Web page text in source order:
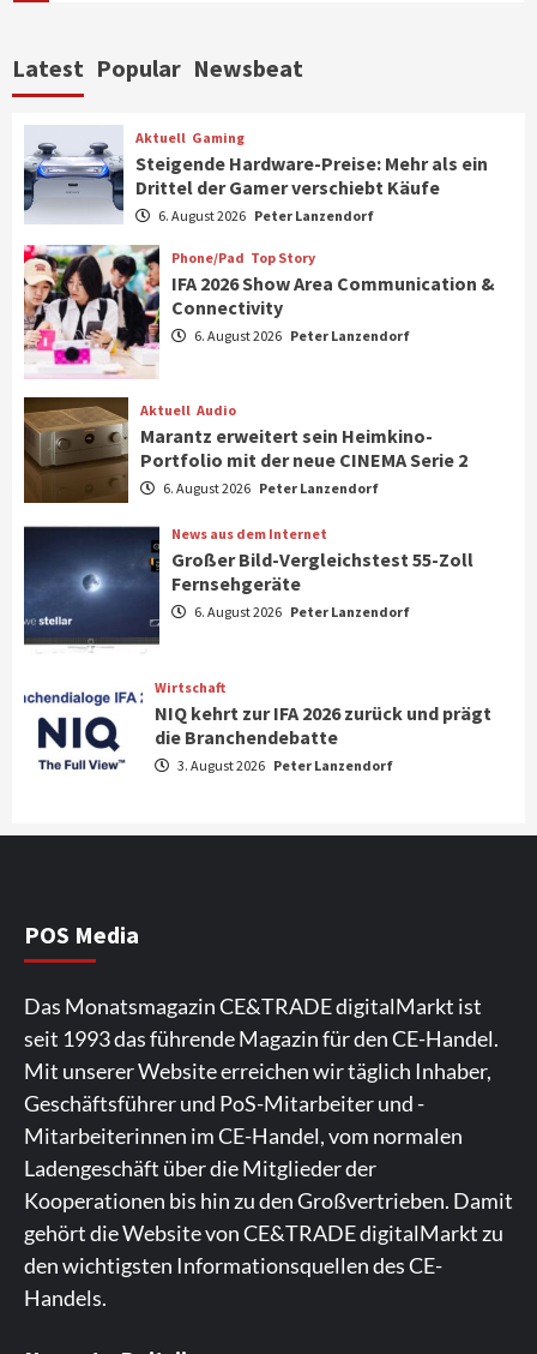
6
CHERRY baut Vertriebsteam in
7
Smart Living Top Story
Verbraucher setzen immer mehr auf
1
Aktuell Gaming
Steigende Hardware-Preise: Mehr als ein
Drittel der Gamer verschiebt Käufe
2
Phone/Pad Top Story
IFA 2026 Show Area Communication &
Aktuell Audio
Marantz erweitert sein Heimkino-
Portfolio mit der neue CINEMA Serie 2
News aus dem Internet
Großer Bild-Vergleichstest 55-Zoll
Fernsehgeräte
5
6
CHERRY baut Vertriebsteam in
strategisch wichtigen Märkten aus
7
Smart Living Top Story
Verbraucher setzen immer mehr auf
Klimageräte und Ventilatoren
Latest Popular Newsbeat
Aktuell Gaming
Steigende Hardware-Preise: Mehr als ein
Drittel der Gamer verschiebt Käufe
6. August 2026 Peter Lanzendorf
Phone/Pad Top Story
IFA 2026 Show Area Communication &
Connectivity
6. August 2026 Peter Lanzendorf
Aktuell Audio
Marantz erweitert sein Heimkino-
Portfolio mit der neue CINEMA Serie 2
6. August 2026 Peter Lanzendorf
News aus dem Internet
Großer Bild-Vergleichstest 55-Zoll
Fernsehgeräte
6. August 2026 Peter Lanzendorf
Wirtschaft
NIQ kehrt zur IFA 2026 zurück und prägt
die Branchendebatte
3. August 2026 Peter Lanzendorf
POS Media
Das Monatsmagazin CE&TRADE digitalMarkt ist
seit 1993 das führende Magazin für den CE-Handel.
Mit unserer Website erreichen wir täglich Inhaber,
Geschäftsführer und PoS-Mitarbeiter und -
Mitarbeiterinnen im CE-Handel, vom normalen
Ladengeschäft über die Mitglieder der
Kooperationen bis hin zu den Großvertrieben. Damit
gehört die Website von CE&TRADE digitalMarkt zu
den wichtigsten Informationsquellen des CE-
Handels.
Die Gaming-Plattform bietet eine große Auswahl an
Ein weiterer Ort, an dem man Spielautomaten